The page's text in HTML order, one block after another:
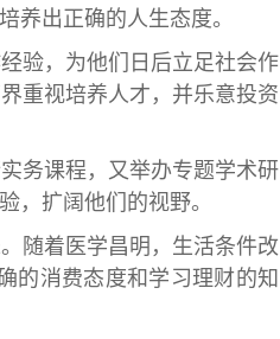
出正确的人生态度。
验，为他们日后立足社会作
重视培养人才，并乐意投资
务课程，又举办专题学术研
扩阔他们的视野。
随着医学昌明，生活条件改
的消费态度和学习理财的知